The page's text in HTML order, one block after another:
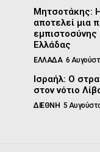
Μητσοτάκης:
αποτελεί μια
εμπιστοσύνης
Ελλάδας
ΕΛΛΑΔΑ 6
Ισραήλ: Ο
στον νότιο
ΔΙΕΘΝΗ 5